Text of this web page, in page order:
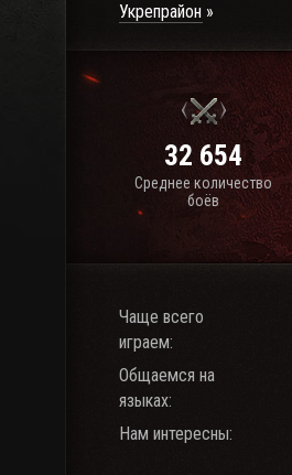
Укрепрайон
32 654
Среднее количество
боёв
Чаще всего
играем:
Общаемся на
языках:
Нам интересны: